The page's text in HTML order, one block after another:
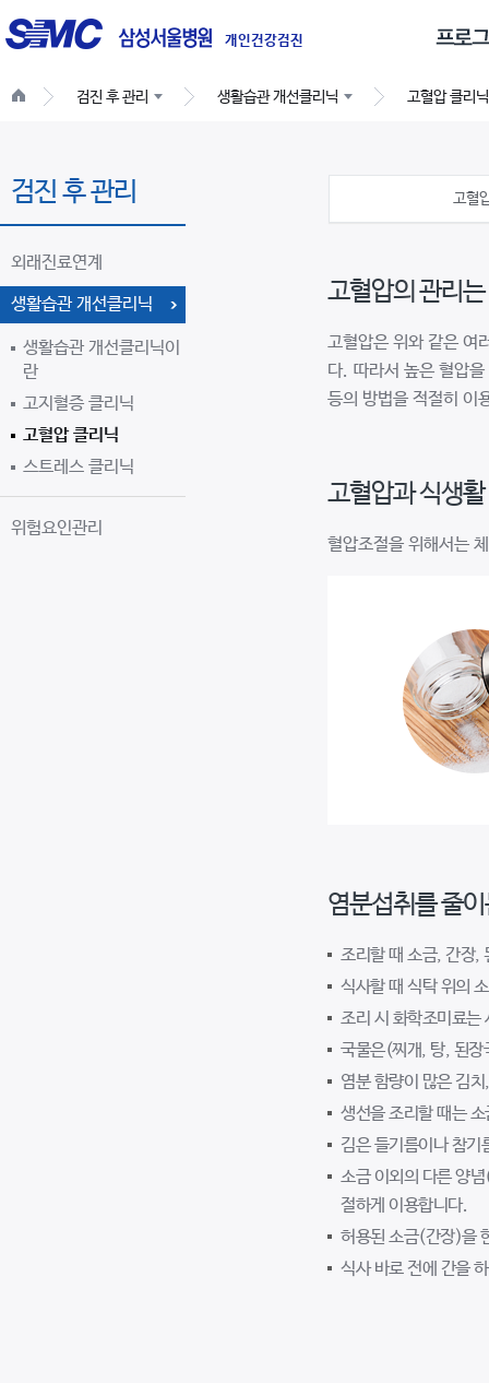
개인건강검진
글
로
네
이
션
검진 후 관리 생활습관 개선클리닉 고혈압 클리닉
검진 후 관리
외래진료연계
생활습관 개선클리닉
생활습관 개선클리닉이
란
고지혈증 클리닉
고혈압 클리닉
스트레스 클리닉
위험요인관리
고혈
고혈압의 관리
고혈압은 위와 같은 여
다. 따라서 높은 혈압
등의 방법을 적절히 이
고혈압과 식생활
혈압조절을 위해서는
염분섭취를 줄
조리할 때 소금, 간장,
식사할 때 식탁 위의
조리 시 화학조미료는
국물은(찌개, 탕, 된장
염분 함량이 많은 김
생선을 조리할 때는
김은 들기름이나 참기
소금 이외의 다른 양
절하게 이용합니다.
허용된 소금(간장)을
식사 바로 전에 간을